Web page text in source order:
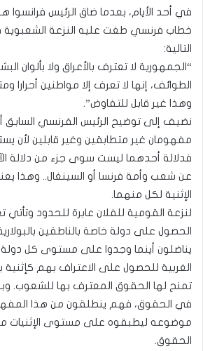
في أحد الأيام، بعدما ضاق الرئيس فرانسوا
خطاب فرنسي طغت عليه النزعة الشعبوية
التالية:
“الجمهورية لا تعترف بالأعراق ولا بألوان
الطوائف، إنها لا تعرف إلا مواطنين أحرارا
وهذا غير قابل للتفاوض”.
نضيف إلى توضيح الرئيس الفرنسي السابق
مفهومان غير متطابقين وغير قابلين لأن
فدلالة أحدهما ليست سوى جزء من دلالة
عن شعب وأمة فرنسا أو السينغال.. وهذا
الإثنية لكل منهما.
لنزعة القومية للفلان عابرة للحدود
الحصول على دولة خاصة بالناطقين
يناضلون أينما وجدوا على مستوى كل دولة
الغربية للحصول على الاعتراف بهم
تمنح لها الحقوق المعترف بها للشعوب.
في الحقوق، فهم ينطلقون من هذا
موضوعه ليطبقوه على مستوى الإثنيات
الحقوق.